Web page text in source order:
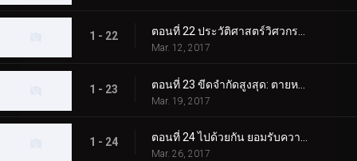
1 - 22
Mar. 12, 2017
1 - 23
Mar. 19, 2017
1 - 24 ตอนที่ 24 ไปด้วยกัน ยอมรับความทะเยอทะยานของคุณ!
Mar. 26, 2017